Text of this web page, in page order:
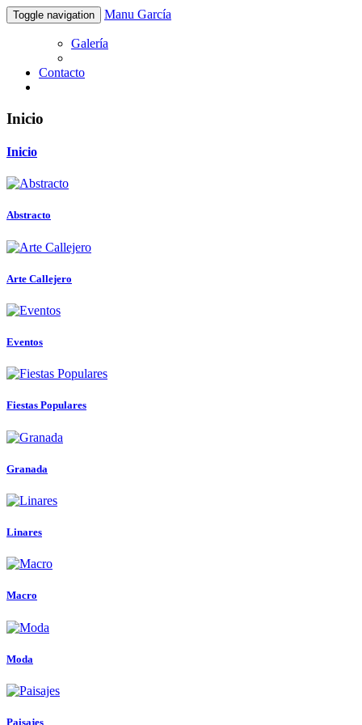
Toggle navigation Manu García
Galería
Contacto
Inicio
Inicio
Abstracto
Arte Callejero
Eventos
Fiestas Populares
Granada
Linares
Macro
Moda
Paisajes